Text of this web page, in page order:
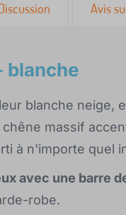
Avis
blanche
blanche neige,
massif
à n'importe quel
avec une barre
robe.